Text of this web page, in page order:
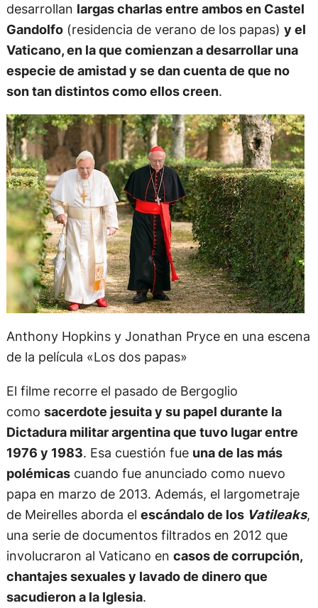
desarrollan largas charlas entre ambos en Castel
Gandolfo(residencia de verano de los papas) y el
Vaticano, en la que comienzan a desarrollar una
especie de amistad y se dan cuenta de que no
son tan distintos como ellos creen.
Anthony Hopkins y Jonathan Pryce en una escena
de la película «Los dos papas»
El filme recorre el pasado de Bergoglio
como sacerdote jesuita y su papel durante la
Dictadura militar argentina que tuvo lugar entre
1976 y 1983. Esa cuestión fue una de las más
polémicascuando fue anunciado como nuevo
papa en marzo de 2013. Además, el largometraje
de Meirelles aborda el escándalo de los Vatileaks,
una serie de documentos filtrados en 2012 que
involucraron al Vaticano en casos de corrupción,
chantajes sexuales y lavado de dinero que
sacudieron a la Iglesia.